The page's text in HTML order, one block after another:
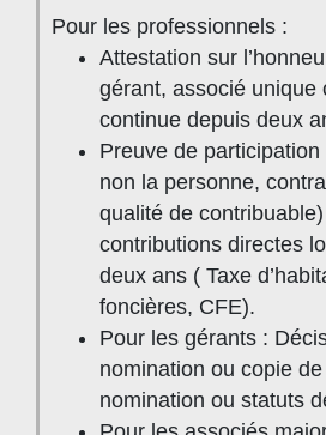
Pour les professionnels :
Attestation sur
gérant, associé unique
continue depuis deux
Preuve de
non la personne,
qualité de
contributions directes
deux ans ( Taxe
foncières, CFE).
Pour les gérants :
nomination ou copie
nomination ou statuts